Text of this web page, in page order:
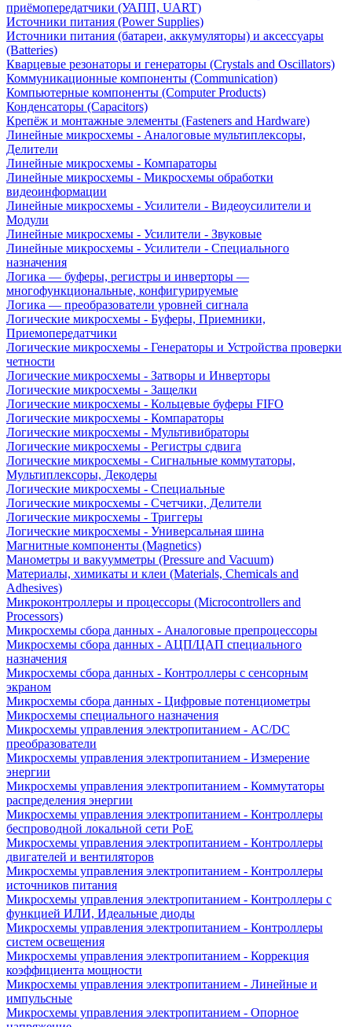
приёмопередатчики (УАПП, UART)
Источники питания (Power Supplies)
Источники питания (батареи, аккумуляторы) и аксессуары
(Batteries)
Кварцевые резонаторы и генераторы (Crystals and Oscillators)
Коммуникационные компоненты (Communication)
Компьютерные компоненты (Computer Products)
Конденсаторы (Capacitors)
Крепёж и монтажные элементы (Fasteners and Hardware)
Линейные микросхемы - Аналоговые мультиплексоры,
Делители
Линейные микросхемы - Компараторы
Линейные микросхемы - Микросхемы обработки
видеоинформации
Линейные микросхемы - Усилители - Видеоусилители и
Модули
Линейные микросхемы - Усилители - Звуковые
Линейные микросхемы - Усилители - Специального
назначения
Логика — буферы, регистры и инверторы —
многофункциональные, конфигурируемые
Логика — преобразователи уровней сигнала
Логические микросхемы - Буферы, Приемники,
Приемопередатчики
Логические микросхемы - Генераторы и Устройства проверки
четности
Логические микросхемы - Затворы и Инверторы
Логические микросхемы - Защелки
Логические микросхемы - Кольцевые буферы FIFO
Логические микросхемы - Компараторы
Логические микросхемы - Мультивибраторы
Логические микросхемы - Регистры сдвига
Логические микросхемы - Сигнальные коммутаторы,
Мультиплексоры, Декодеры
Логические микросхемы - Специальные
Логические микросхемы - Счетчики, Делители
Логические микросхемы - Триггеры
Логические микросхемы - Универсальная шина
Магнитные компоненты (Magnetics)
Манометры и вакуумметры (Pressure and Vacuum)
Материалы, химикаты и клеи (Materials, Chemicals and
Adhesives)
Микроконтроллеры и процессоры (Microcontrollers and
Processors)
Микросхемы сбора данных - Аналоговые препроцессоры
Микросхемы сбора данных - АЦП/ЦАП специального
назначения
Микросхемы сбора данных - Контроллеры с сенсорным
экраном
Микросхемы сбора данных - Цифровые потенциометры
Микросхемы специального назначения
Микросхемы управления электропитанием - AC/DC
преобразователи
Микросхемы управления электропитанием - Измерение
энергии
Микросхемы управления электропитанием - Коммутаторы
распределения энергии
Микросхемы управления электропитанием - Контроллеры
беспроводной локальной сети PoE
Микросхемы управления электропитанием - Контроллеры
двигателей и вентиляторов
Микросхемы управления электропитанием - Контроллеры
источников питания
Микросхемы управления электропитанием - Контроллеры с
функцией ИЛИ, Идеальные диоды
Микросхемы управления электропитанием - Контроллеры
систем освещения
Микросхемы управления электропитанием - Коррекция
коэффициента мощности
Микросхемы управления электропитанием - Линейные и
импульсные
Микросхемы управления электропитанием - Опорное